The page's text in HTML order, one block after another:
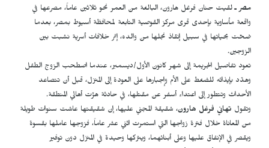
مصر ـ لقيت حنان فرغل هارون، البالغة من العمر نحو ثلاثين عاماً، مصرعها في
واقعة مأساوية بإحدى قرى مركز القوصية التابعة لمحافظة أسيوط بمصر، بعدما
ضحّت بحياتها في سبيل إنقاذ نجلها من والده، إثر خلافات أسرية نشبت بين
الزوجين.
تعود تفاصيل الجريمة إلى شهر كانون الأول/ديسمبر، عندما اصطحب الزوج الطفل
وهدّد بإيذائه للضغط على الأم وإجبارها على العودة إلى المنزل، قبل أن تتصاعد
الأحداث وتتطور إلى اعتداء أسفر عن مقتلها، في حادثة هزّت أهالي المنطقة.
وتقول تهاني فرغل هارون، شقيقة المجني عليها، إن شقيقتها عاشت سنوات طويلة
من المعاناة خلال فترة زواجها التي استمرت اثني عشر عاماً، فزوجها عاملها بقسوة
ويقصر في الإنفاق عليها وعلى أبنائهما، ويتركها وحيدة في المنزل دون توفير